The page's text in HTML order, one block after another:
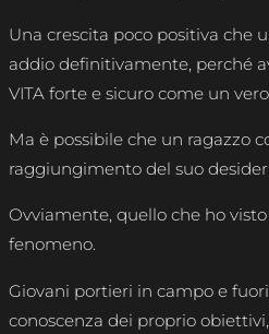
Una crescita poco positiva che
addio definitivamente, perché
VITA forte e sicuro come un
Ma è possibile che un ragazzo
raggiungimento del suo
Ovviamente, quello che ho
fenomeno.
Giovani portieri in campo e
conoscenza dei proprio